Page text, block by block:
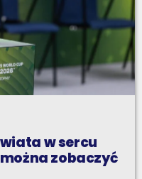
w sercu
zobaczyć